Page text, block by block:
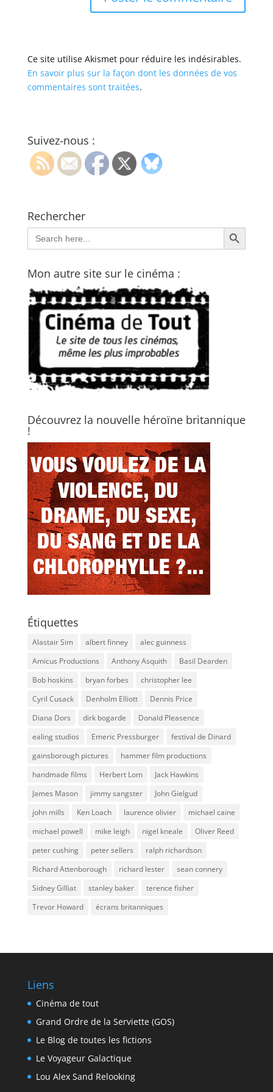
Ce site utilise Akismet pour réduire les indésirables.
En savoir plus sur la façon dont les données de vos
commentaires sont traitées.
Suivez-nous :
Rechercher
Search
for:
Search Button
Mon autre site sur le cinéma :
Découvrez la nouvelle héroïne britannique
!
Étiquettes
Alastair Sim albert finney
alec guinness
Amicus Productions
Anthony Asquith
Basil Dearden
Bob hoskins
bryan forbes
christopher lee
Cyril Cusack
Denholm Elliott
Dennis Price
Diana Dors
dirk bogarde
Donald Pleasence
ealing studios
Emeric Pressburger
festival de Dinard
gainsborough pictures
hammer film productions
handmade films
Herbert Lom
Jack Hawkins
James Mason
jimmy sangster
John Gielgud
john mills
Ken Loach laurence olivier
michael caine
michael powell
mike leigh nigel kneale
Oliver Reed
peter cushing
peter sellers
ralph richardson
Richard Attenborough
richard lester
sean connery
Sidney Gilliat
stanley baker
terence fisher
Trevor Howard
écrans britanniques
Liens
Cinéma de tout
Grand Ordre de la Serviette (GOS)
Le Blog de toutes les fictions
Le Voyageur Galactique
Lou Alex Sand Relooking